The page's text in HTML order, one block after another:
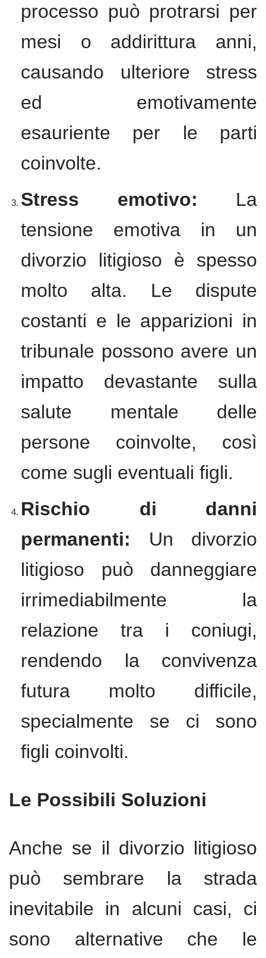
processo può protrarsi per
mesi o addirittura anni,
causando ulteriore stress
ed emotivamente
esauriente per le parti
coinvolte.
Stress emotivo: La
tensione emotiva in un
divorzio litigioso è spesso
molto alta. Le dispute
costanti e le apparizioni in
tribunale possono avere un
impatto devastante sulla
salute mentale delle
persone coinvolte, così
come sugli eventuali figli.
Rischio di danni
permanenti: Un divorzio
litigioso può danneggiare
irrimediabilmente la
relazione tra i coniugi,
rendendo la convivenza
futura molto difficile,
specialmente se ci sono
figli coinvolti.
Le Possibili Soluzioni
Anche se il divorzio litigioso
può sembrare la strada
inevitabile in alcuni casi, ci
sono alternative che le